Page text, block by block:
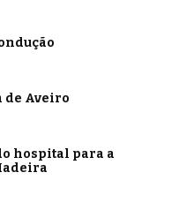
de Aveiro
hospital para a